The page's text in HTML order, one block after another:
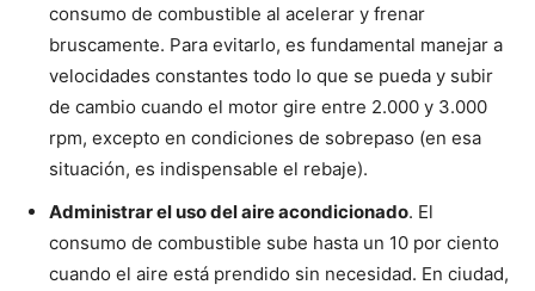
consumo de combustible al acelerar y frenar
bruscamente. Para evitarlo, es fundamental manejar a
velocidades constantes todo lo que se pueda y subir
de cambio cuando el motor gire entre 2.000 y 3.000
rpm, excepto en condiciones de sobrepaso (en esa
situación, es indispensable el rebaje).
Administrar el uso del aire acondicionado. El
consumo de combustible sube hasta un 10 por ciento
cuando el aire está prendido sin necesidad. En ciudad,